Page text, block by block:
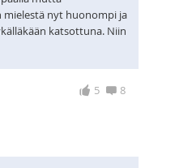
nyt huonompi ja
katsottuna. Niin
5 8